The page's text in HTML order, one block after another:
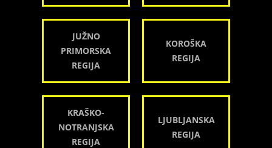
JUŽNO
PRIMORSKA
REGIJA
KOROŠKA
REGIJA
KRAŠKO-
NOTRANJSKA
REGIJA
LJUBLJANSKA
REGIJA